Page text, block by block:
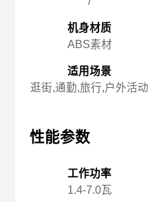
机身材质
ABS素材
适用场景
逛街,通勤,旅行,户外活动
性能参数
工作功率
1.4-7.0瓦